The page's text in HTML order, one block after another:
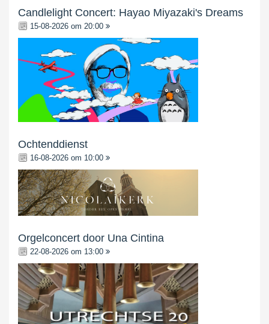
Candlelight Concert: Hayao Miyazaki's Dreams
15-08-2026 om 20:00
Ochtenddienst
16-08-2026 om 10:00
Orgelconcert door Una Cintina
22-08-2026 om 13:00